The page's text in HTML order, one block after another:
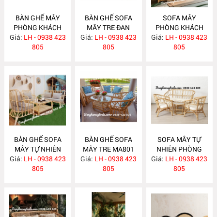
BÀN GHẾ MÂY
PHÒNG KHÁCH
NHỎ GỌN MA814
Giá: LH - 0938 423
805
BÀN GHẾ SOFA
MÂY TRE ĐAN
MA813
Giá: LH - 0938 423
805
SOFA MÂY
PHÒNG KHÁCH
MA812
Giá: LH - 0938 423
805
BÀN GHẾ SOFA
MÂY TỰ NHIÊN
PHÒNG KHÁCH
MA811
Giá: LH - 0938 423
805
BÀN GHẾ SOFA
MÂY TRE MA801
Giá: LH - 0938 423
805
SOFA MÂY TỰ
NHIÊN PHÒNG
KHÁCH MA800
Giá: LH - 0938 423
805